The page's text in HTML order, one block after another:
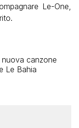
Le-One,
nuova canzone
Le Bahia